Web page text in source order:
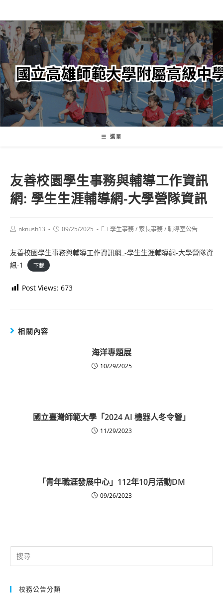
轉
至
主
內
容
選單
友善校園學生事務與輔導工作資訊
網: 學生生涯輔導網-大學營隊資訊
Postnknush13
Post09/25/2025
Post學生事務/ 家長事務/輔導室公告
友善校園學生事務與輔導工作資訊網_-學生生涯輔導網-大學營隊資
訊-1
下載
Post Views: 673
相關內容
海洋專題展
10/29/2025
國立臺灣師範大學「2024 AI 機器人冬令營」
11/29/2023
「青年職涯發展中心」112年10月活動DM
09/26/2023
Search
for:
校務公告分類